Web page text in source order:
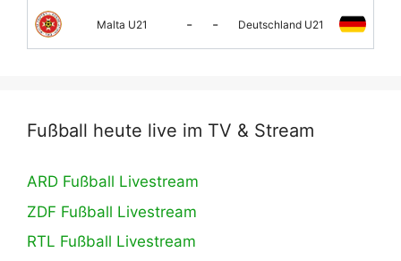
Malta U21 - - Deutschland U21
Fußball heute live im TV & Stream
ARD Fußball Livestream
ZDF Fußball Livestream
RTL Fußball Livestream